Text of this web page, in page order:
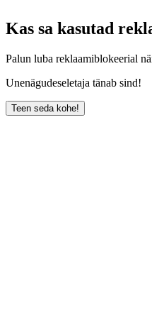
Kas sa kasutad
Palun luba reklaamiblokeerial
Unenägudeseletaja tänab sind!
Teen seda kohe!